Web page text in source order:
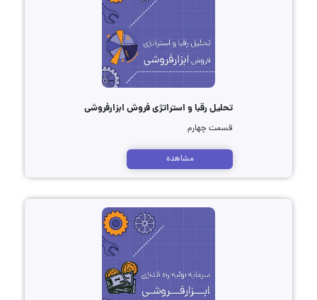
تحلیل رقبا و استراتژی فروش ابزارفروشی
قسمت چهارم
مشاهده